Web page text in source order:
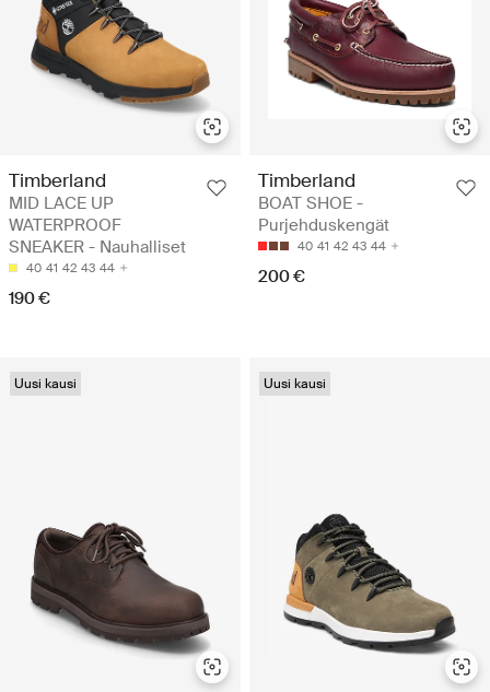
Timberland
MID LACE UP
WATERPROOF
SNEAKER - Nauhalliset
40 41 42 43 44
190 €
Timberland
BOAT SHOE -
Purjehduskengät
40 41 42 43 44
200 €
Uusi kausi Uusi kausi